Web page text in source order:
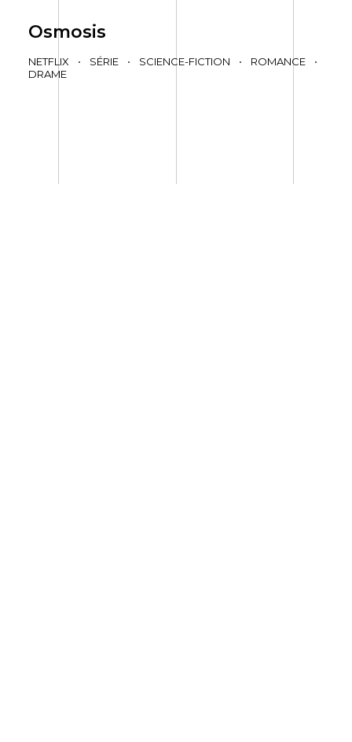
Osmosis
NETFLIX • SÉRIE • SCIENCE-FICTION • ROMANCE
•
DRAME